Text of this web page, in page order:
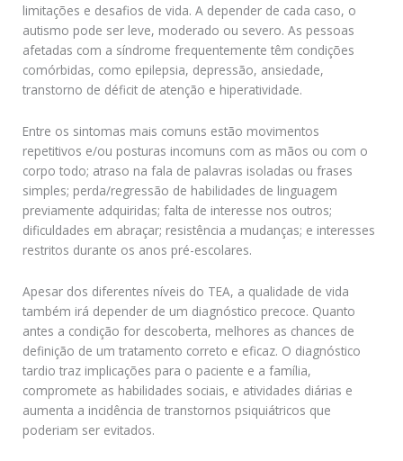
limitações e desafios de vida. A depender de cada caso, o
autismo pode ser leve, moderado ou severo. As pessoas
afetadas com a síndrome frequentemente têm condições
comórbidas, como epilepsia, depressão, ansiedade,
transtorno de déficit de atenção e hiperatividade.
Entre os sintomas mais comuns estão movimentos
repetitivos e/ou posturas incomuns com as mãos ou com o
corpo todo; atraso na fala de palavras isoladas ou frases
simples; perda/regressão de habilidades de linguagem
previamente adquiridas; falta de interesse nos outros;
dificuldades em abraçar; resistência a mudanças; e interesses
restritos durante os anos pré-escolares.
Apesar dos diferentes níveis do TEA, a qualidade de vida
também irá depender de um diagnóstico precoce. Quanto
antes a condição for descoberta, melhores as chances de
definição de um tratamento correto e eficaz. O diagnóstico
tardio traz implicações para o paciente e a família,
compromete as habilidades sociais, e atividades diárias e
aumenta a incidência de transtornos psiquiátricos que
poderiam ser evitados.